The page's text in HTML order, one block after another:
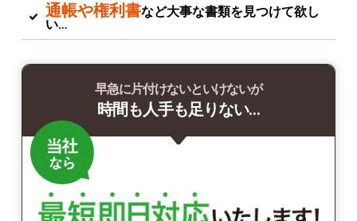
通帳や権利書など大事な書類を見つけて欲し
い…
早急に片付けないといけないが
時間も人手も足りない…